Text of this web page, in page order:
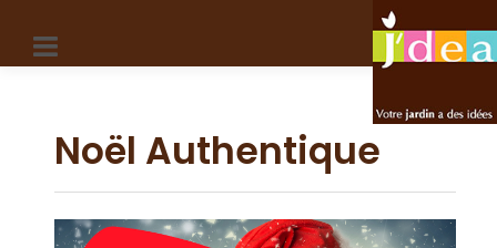
Noël Authentique